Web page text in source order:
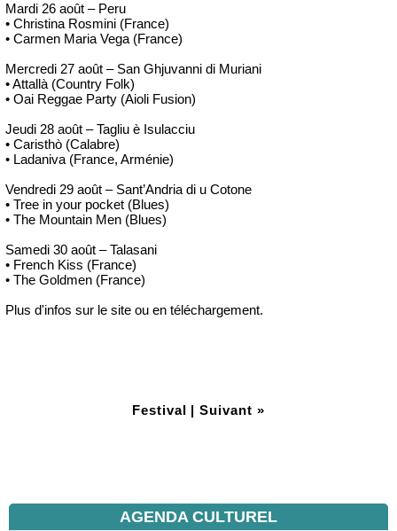
Mardi 26 août – Peru
• Christina Rosmini (France)
• Carmen Maria Vega (France)
Mercredi 27 août – San Ghjuvanni di Muriani
• Attallà (Country Folk)
• Oai Reggae Party (Aioli Fusion)
Jeudi 28 août – Tagliu è Isulacciu
• Caristhò (Calabre)
• Ladaniva (France, Arménie)
Vendredi 29 août – Sant’Andria di u Cotone
• Tree in your pocket (Blues)
• The Mountain Men (Blues)
Samedi 30 août – Talasani
• French Kiss (France)
• The Goldmen (France)
Plus d'infos sur le site ou en téléchargement.
Festival | Suivant »
AGENDA CULTUREL